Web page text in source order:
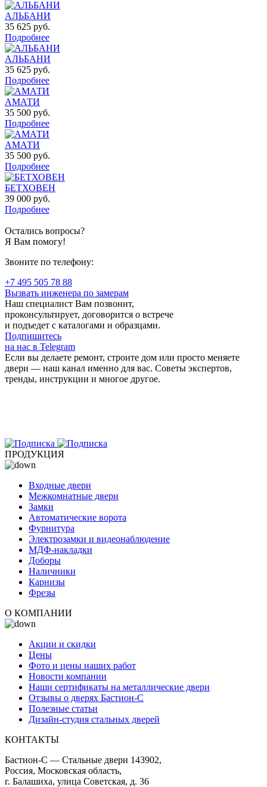
АЛЬБАНИ
35 625 руб.
Подробнее
АЛЬБАНИ
35 625 руб.
Подробнее
АМАТИ
35 500 руб.
Подробнее
АМАТИ
35 500 руб.
Подробнее
БЕТХОВЕН
39 000 руб.
Подробнее
Остались вопросы?
Я Вам помогу!
Звоните по телефону:
+7 495 505 78 88
Вызвать инженера по замерам
Наш специалист Вам позвонит,
проконсультирует, договорится о встрече
и подъедет с каталогами и образцами.
Подпишитесь
на нас в Telegram
Если вы делаете ремонт, строите дом или просто меняете
двери — наш канал именно для вас. Советы экспертов,
тренды, инструкции и многое другое.
ПРОДУКЦИЯ
Входные двери
Межкомнатные двери
Замки
Автоматические ворота
Фурнитура
Электрозамки и видеонаблюдение
МДФ-накладки
Доборы
Наличники
Карнизы
Фрезы
О КОМПАНИИ
Акции и скидки
Цены
Фото и цены наших работ
Новости компании
Наши сертификаты на металлические двери
Отзывы о дверях Бастион-С
Полезные статьи
Дизайн-студия стальных дверей
КОНТАКТЫ
Бастион-С — Стальные двери 143902,
Россия, Московская область,
г. Балашиха, улица Советская, д. 36